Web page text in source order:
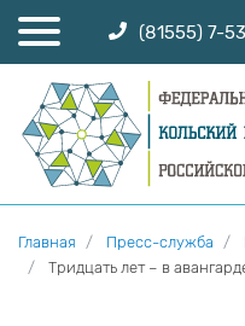
(81555) 7-
Главная Пресс-служба
Тридцать лет – в